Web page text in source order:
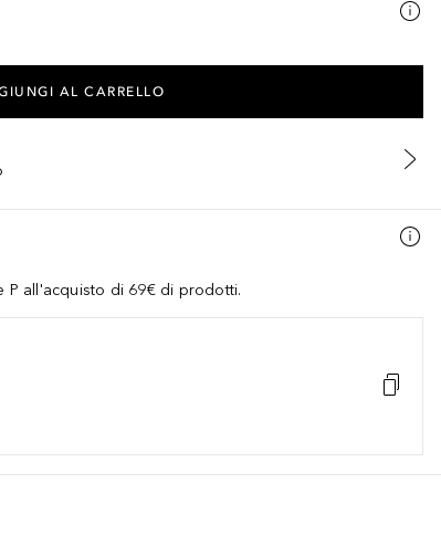
AL CARRELLO
P all'acquisto di 69€ di prodotti.